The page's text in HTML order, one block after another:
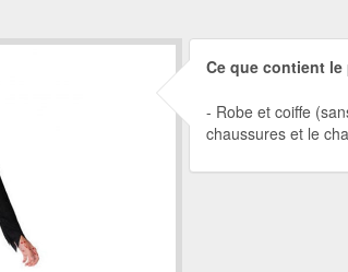
Ce que contient
Robe et coiffe
chaussures et le